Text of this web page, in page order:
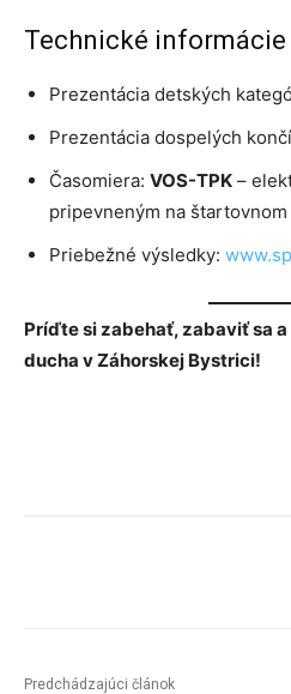
Technické informácie
Prezentácia detských
Prezentácia dospelých
Časomiera: VOS-TPK –
pripevneným na
Priebežné výsledky:
Príďte si zabehať, zabaviť sa
ducha v Záhorskej Bystrici!
Predchádzajúci článok